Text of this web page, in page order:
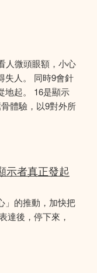
人微頭眼額，小心
失人。 同時9會針
地起。 16是顯示
體驗，以9對外所
示者真正發起
」的推動，加快把
達後，停下來，